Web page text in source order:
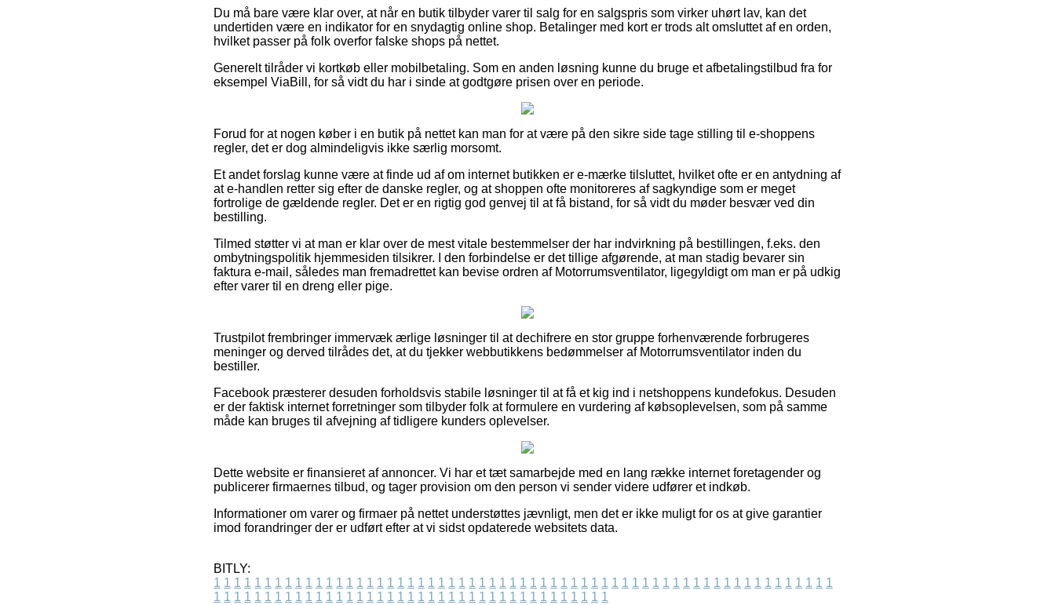
Du må bare være klar over, at når en butik tilbyder varer til salg for en salgspris som virker uhørt lav, kan det
undertiden være en indikator for en snydagtig online shop. Betalinger med kort er trods alt omsluttet af en orden,
hvilket passer på folk overfor falske shops på nettet.
Generelt tilråder vi kortkøb eller mobilbetaling. Som en anden løsning kunne du bruge et afbetalingstilbud fra for
eksempel ViaBill, for så vidt du har i sinde at godtgøre prisen over en periode.
Forud for at nogen køber i en butik på nettet kan man for at være på den sikre side tage stilling til e-shoppens
regler, det er dog almindeligvis ikke særlig morsomt.
Et andet forslag kunne være at finde ud af om internet butikken er e-mærke tilsluttet, hvilket ofte er en antydning af
at e-handlen retter sig efter de danske regler, og at shoppen ofte monitoreres af sagkyndige som er meget
fortrolige de gældende regler. Det er en rigtig god genvej til at få bistand, for så vidt du møder besvær ved din
bestilling.
Tilmed støtter vi at man er klar over de mest vitale bestemmelser der har indvirkning på bestillingen, f.eks. den
ombytningspolitik hjemmesiden tilsikrer. I den forbindelse er det tillige afgørende, at man stadig bevarer sin
faktura e-mail, således man fremadrettet kan bevise ordren af Motorrumsventilator, ligegyldigt om man er på udkig
efter varer til en dreng eller pige.
Trustpilot frembringer immervæk ærlige løsninger til at dechifrere en stor gruppe forhenværende forbrugeres
meninger og derved tilrådes det, at du tjekker webbutikkens bedømmelser af Motorrumsventilator inden du
bestiller.
Facebook præsterer desuden forholdsvis stabile løsninger til at få et kig ind i netshoppens kundefokus. Desuden
er der faktisk internet forretninger som tilbyder folk at formulere en vurdering af købsoplevelsen, som på samme
måde kan bruges til afvejning af tidligere kunders oplevelser.
Dette website er finansieret af annoncer. Vi har et tæt samarbejde med en lang række internet foretagender og
publicerer firmaernes tilbud, og tager provision om den person vi sender videre udfører et indkøb.
Informationer om varer og firmaer på nettet understøttes jævnligt, men det er ikke muligt for os at give garantier
imod forandringer der er udført efter at vi sidst opdaterede websitets data.
BITLY:
1 1 1 1 1 1 1 1 1 1 1 1 1 1 1 1 1 1 1 1 1 1 1 1 1 1 1 1 1 1 1 1 1 1 1 1 1 1 1 1 1 1 1 1 1 1 1 1 1 1 1 1 1 1 1 1 1 1 1 1 1
1 1 1 1 1 1 1 1 1 1 1 1 1 1 1 1 1 1 1 1 1 1 1 1 1 1 1 1 1 1 1 1 1 1 1 1 1 1 1